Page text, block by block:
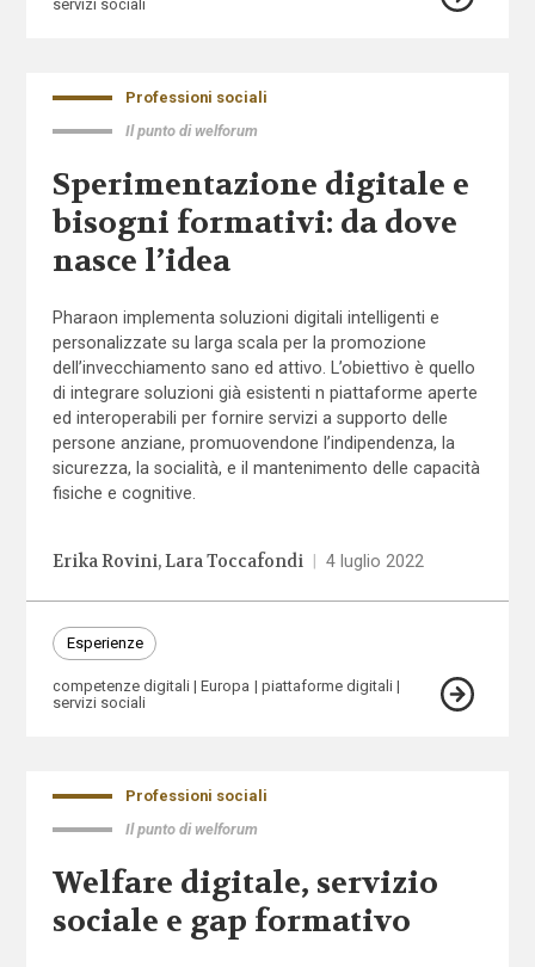
servizi sociali
Professioni sociali
Il punto di welforum
Sperimentazione digitale e
bisogni formativi: da dove
nasce l’idea
Pharaon implementa soluzioni digitali intelligenti e
personalizzate su larga scala per la promozione
dell’invecchiamento sano ed attivo. L’obiettivo è quello
di integrare soluzioni già esistenti n piattaforme aperte
ed interoperabili per fornire servizi a supporto delle
persone anziane, promuovendone l’indipendenza, la
sicurezza, la socialità, e il mantenimento delle capacità
fisiche e cognitive.
Erika Rovini Lara Toccafondi 4 luglio 2022
Esperienze
competenze digitali Europa
piattaforme digitali
servizi sociali
Professioni sociali
Il punto di welforum
Welfare digitale, servizio
sociale e gap formativo